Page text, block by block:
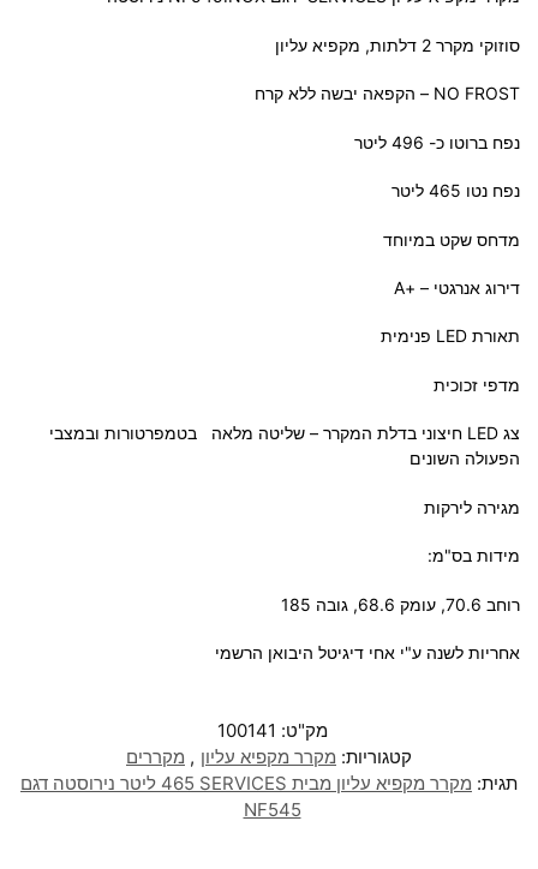
סוזוקי מקרר 2 דלתות, מקפיא עליון
NO FROST – הקפאה יבשה ללא קרח
נפח ברוטו כ- 496 ליטר
נפח נטו 465 ליטר
מדחס שקט במיוחד
דירוג אנרגטי – +A
תאורת LED פנימית
מדפי זכוכית
צג LED חיצוני בדלת המקרר – שליטה מלאה בטמפרטורות ובמצבי
הפעולה השונים
מגירה לירקות
מידות בס"מ:
רוחב 70.6, עומק 68.6, גובה 185
אחריות לשנה ע"י אחי דיגיטל היבואן הרשמי
מק"ט: 100141
קטגוריות: מקרר מקפיא עליון , מקררים
תגית:
מקרר ‏מקפיא עליון מבית SERVICES ‏465 ‏ליטר נירוסטה דגם
NF545